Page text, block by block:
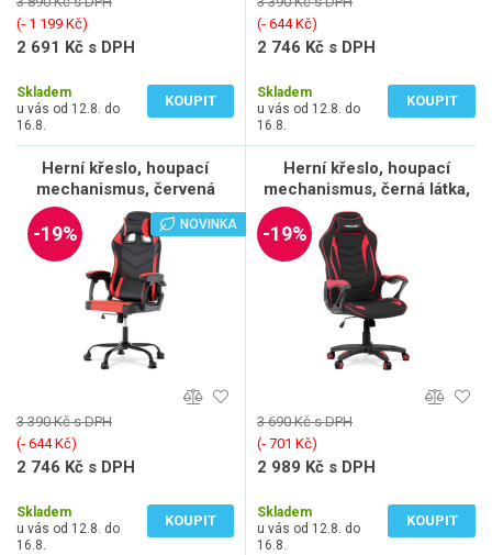
(‐ 1 199 Kč)
2 691 Kč s DPH
Skladem
u vás od 12.8. do
16.8.
KOUPIT
(‐ 644 Kč)
2 746 Kč s DPH
Skladem
u vás od 12.8. do
16.8.
KOUPIT
Herní křeslo, houpací
mechanismus, červená
ekokůže, KA-L626 RED
NOVINKA
-19%
3 390 Kč s DPH
(‐ 644 Kč)
2 746 Kč s DPH
Skladem
u vás od 12.8. do
16.8.
KOUPIT
Herní křeslo, houpací
mechanismus, černá látka,
KA-G408 RED
-19%
3 690 Kč s DPH
(‐ 701 Kč)
2 989 Kč s DPH
Skladem
u vás od 12.8. do
16.8.
KOUPIT